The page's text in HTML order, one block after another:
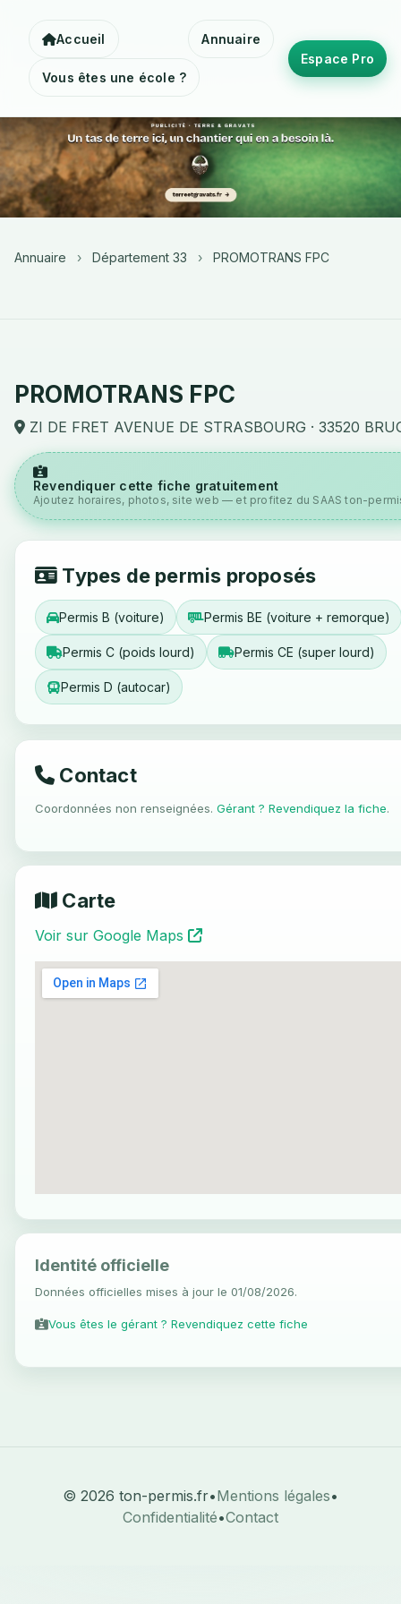
Accueil Annuaire
Vous êtes une école ?
Espace Pro
Annuaire › Département 33 › PROMOTRANS FPC
PROMOTRANS FPC
ZI DE FRET AVENUE DE STRASBOURG · 33520
Revendiquer cette fiche gratuitement
Ajoutez horaires, photos, site web — et profitez du SAAS ton-
Types de permis proposés
Permis B (voiture) Permis BE (voiture + remorque)
Permis C (poids lourd) Permis CE (super lourd)
Permis D (autocar)
Contact
Coordonnées non renseignées. Gérant ? Revendiquez la fiche.
Carte
Voir sur Google Maps
Identité officielle
Données officielles mises à jour le 01/08/2026.
Vous êtes le gérant ? Revendiquez cette fiche
© 2026 ton-permis.fr•Mentions légales•
Confidentialité•Contact